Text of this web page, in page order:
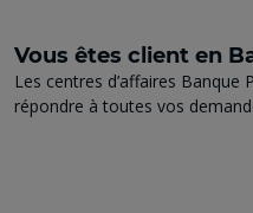
Vous êtes client en
Les centres d’affaires
répondre à toutes vos